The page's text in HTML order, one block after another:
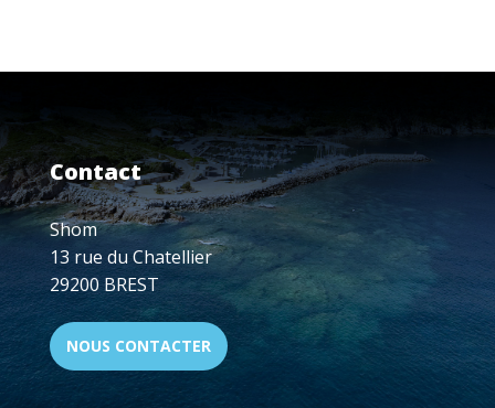
Contact
Shom
13 rue du Chatellier
29200 BREST
NOUS CONTACTER